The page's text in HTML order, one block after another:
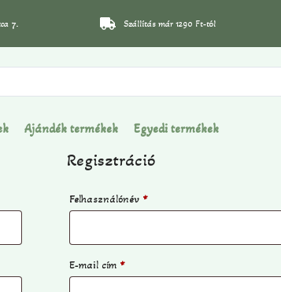
7. Szállítás már 1290 Ft-tól
Ajándék termékek Egyedi termékek
Regisztráció
Felhasználónév *
E-mail cím *